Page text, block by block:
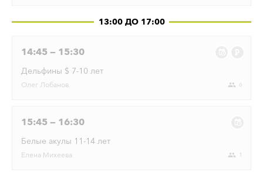
13:00 ДО 17:00
14:45 — 15:30
Дельфины $ 7-10 лет
Олег Лобанов 6
15:45 — 16:30
Белые акулы 11-14 лет
Елена Михеева 1